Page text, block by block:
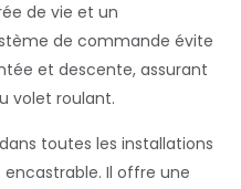
de vie et un
de commande évite
et descente, assurant
volet roulant.
toutes les installations
Il offre une